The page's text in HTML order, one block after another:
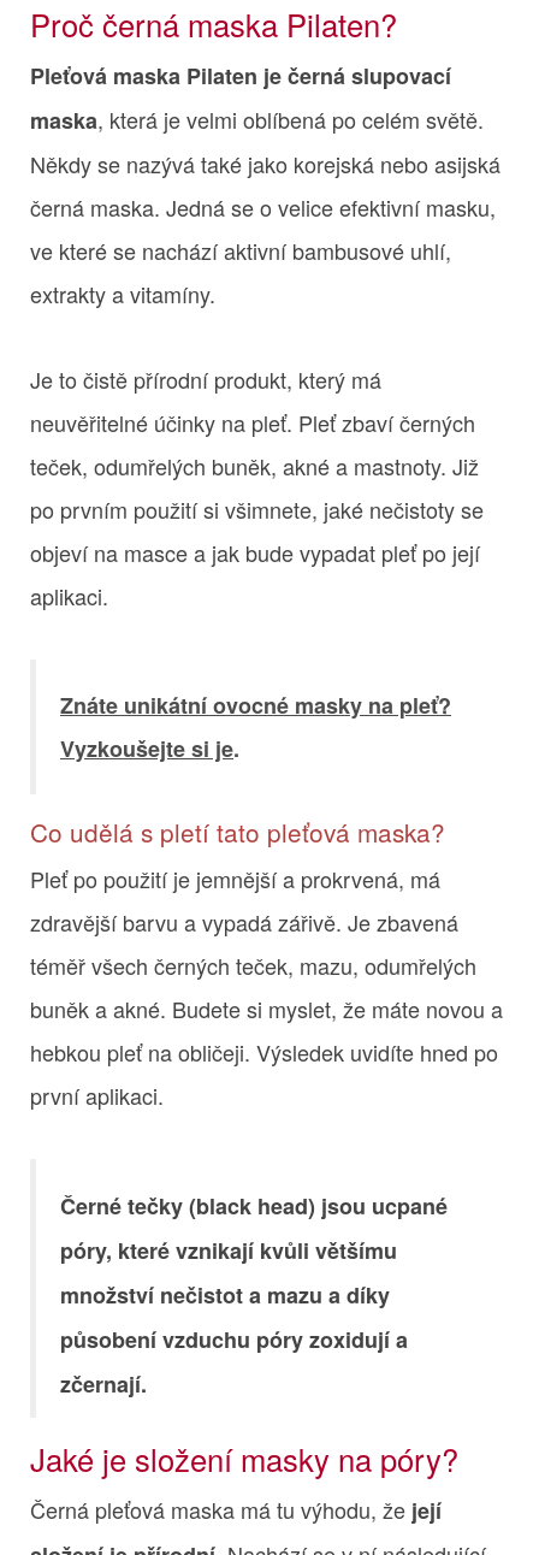
Proč černá maska Pilaten?
Pleťová maska Pilaten je černá slupovací
maska, která je velmi oblíbená po celém světě.
Někdy se nazývá také jako korejská nebo asijská
černá maska. Jedná se o velice efektivní masku,
ve které se nachází aktivní bambusové uhlí,
extrakty a vitamíny.
Je to čistě přírodní produkt, který má
neuvěřitelné účinky na pleť. Pleť zbaví černých
teček, odumřelých buněk, akné a mastnoty. Již
po prvním použití si všimnete, jaké nečistoty se
objeví na masce a jak bude vypadat pleť po její
aplikaci.
Znáte unikátní ovocné masky na pleť?
Vyzkoušejte si je.
Co udělá s pletí tato pleťová maska?
Pleť po použití je jemnější a prokrvená, má
zdravější barvu a vypadá zářivě. Je zbavená
téměř všech černých teček, mazu, odumřelých
buněk a akné. Budete si myslet, že máte novou a
hebkou pleť na obličeji. Výsledek uvidíte hned po
první aplikaci.
Černé tečky (black head) jsou ucpané
póry, které vznikají kvůli většímu
množství nečistot a mazu a díky
působení vzduchu póry zoxidují a
zčernají.
Jaké je složení masky na póry?
Černá pleťová maska má tu výhodu, že její